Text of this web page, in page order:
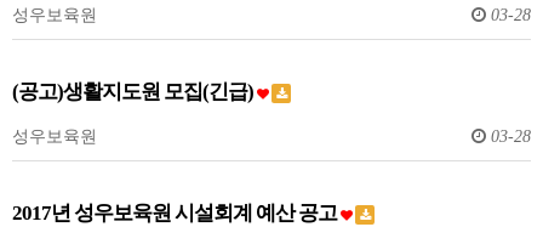
성우보육원 03-28
(공고)생활지도원 모집(긴급)
성우보육원 03-28
2017년 성우보육원 시설회계 예산 공고